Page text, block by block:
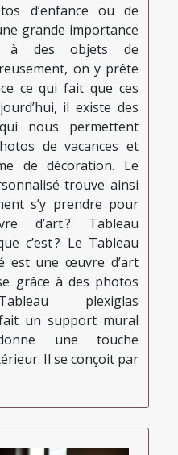
d’enfance ou de
grande importance
à des objets de
on y prête
ce qui fait que ces
il existe des
nous permettent
de vacances et
de décoration. Le
trouve ainsi
s’y prendre pour
d’art ? Tableau
c’est ? Le Tableau
est une œuvre d’art
grâce à des photos
plexiglas
un support mural
une touche
Il se conçoit par